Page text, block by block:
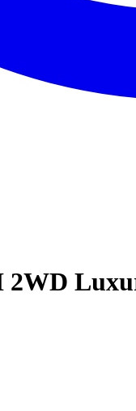
2WD